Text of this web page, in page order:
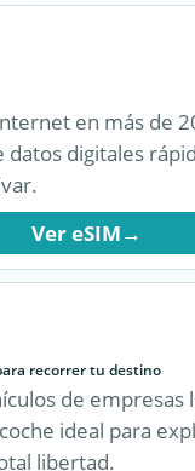
ideal para
libertad.
desde el
hasta tu
traslado→
Si reservas a través de ellos, podemos
a mantener esta web.